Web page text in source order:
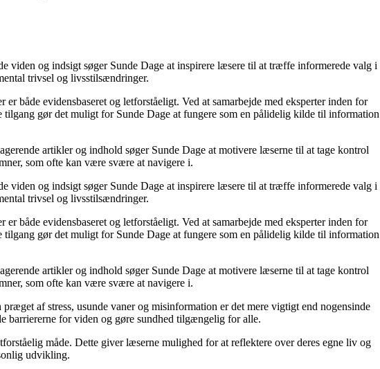
viden og indsigt søger Sunde Dage at inspirere læsere til at træffe informerede valg i
trivsel og livsstilsændringer.
både evidensbaseret og letforståeligt. Ved at samarbejde med eksperter inden for
gør det muligt for Sunde Dage at fungere som en pålidelig kilde til information
artikler og indhold søger Sunde Dage at motivere læserne til at tage kontrol
som ofte kan være svære at navigere i.
viden og indsigt søger Sunde Dage at inspirere læsere til at træffe informerede valg i
trivsel og livsstilsændringer.
både evidensbaseret og letforståeligt. Ved at samarbejde med eksperter inden for
gør det muligt for Sunde Dage at fungere som en pålidelig kilde til information
artikler og indhold søger Sunde Dage at motivere læserne til at tage kontrol
som ofte kan være svære at navigere i.
af stress, usunde vaner og misinformation er det mere vigtigt end nogensinde
barriererne for viden og gøre sundhed tilgængelig for alle.
måde. Dette giver læserne mulighed for at reflektere over deres egne liv og
udvikling.